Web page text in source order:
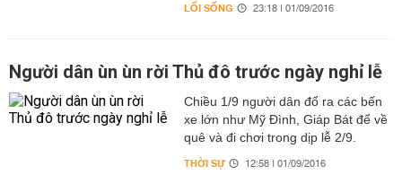
LỐI SỐNG 23:18 | 01/09/2016
Người dân ùn ùn rời Thủ đô trước ngày nghỉ lễ
Chiều 1/9 người dân đổ ra các bến
xe lớn như Mỹ Đình, Giáp Bát để về
quê và đi chơi trong dịp lễ 2/9.
THỜI SỰ 12:58 | 01/09/2016